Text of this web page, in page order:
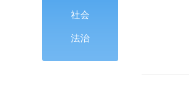
社会
法治